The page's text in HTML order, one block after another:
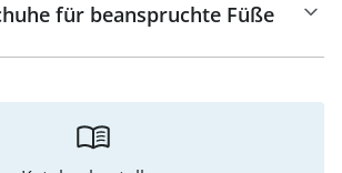
für beanspruchte Füße